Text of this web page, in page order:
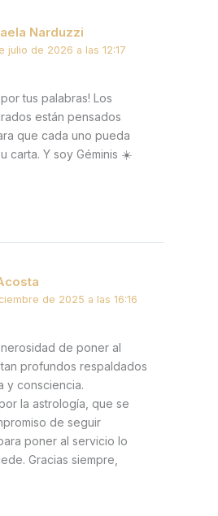
Narduzzi
julio de 2026 a las 12:17
tus palabras! Los
están pensados
que cada uno pueda
carta. Y soy Géminis ☀️
de 2025 a las 16:16
de poner al
profundos respaldados
y consciencia.
la astrología, que se
de seguir
poner al servicio lo
Gracias siempre,